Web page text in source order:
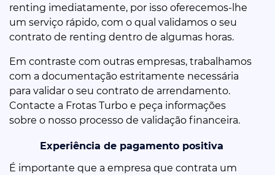
renting imediatamente, por isso oferecemos-lhe
um serviço rápido, com o qual validamos o seu
contrato de renting dentro de algumas horas.
Em contraste com outras empresas, trabalhamos
com a documentação estritamente necessária
para validar o seu contrato de arrendamento.
Contacte a Frotas Turbo e peça informações
sobre o nosso processo de validação financeira.
Experiência de pagamento positiva
É importante que a empresa que contrata um